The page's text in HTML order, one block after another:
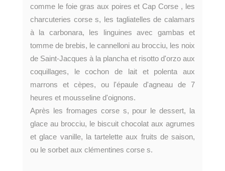
comme le foie gras aux poires et Cap Corse , les
charcuteries corse s, les tagliatelles de calamars
à la carbonara, les linguines avec gambas et
tomme de brebis, le cannelloni au brocciu, les noix
de Saint-Jacques à la plancha et risotto d'orzo aux
coquillages, le cochon de lait et polenta aux
marrons et cèpes, ou l'épaule d'agneau de 7
heures et mousseline d'oignons.
Après les fromages corse s, pour le dessert, la
glace au brocciu, le biscuit chocolat aux agrumes
et glace vanille, la tartelette aux fruits de saison,
ou le sorbet aux clémentines corse s.